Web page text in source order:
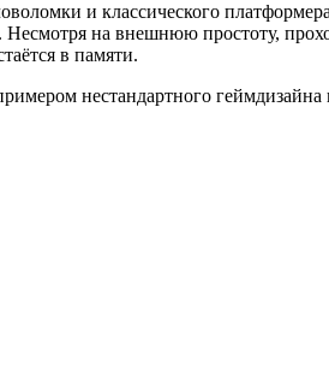
и классического
Несмотря на внешнюю простоту,
в памяти.
нестандартного